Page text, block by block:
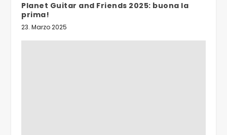
Planet Guitar and Friends 2025: buona la
prima!
23. Marzo 2025